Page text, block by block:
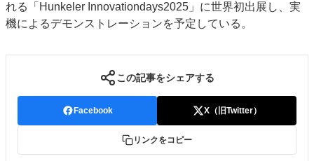
れる「Hunkeler Innovationdays2025」に世界初出展し、実
機によるデモンストレーションを予定している。
この記事をシェアする
Facebook X（旧Twitter）
リンクをコピー